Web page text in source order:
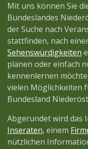
Mit uns können Sie
Bundeslandes
der Suche nach
stattfinden, nach
Sehenswürdigkeiten
planen oder einfach
kennenlernen
vielen Möglichkeiten
Bundesland
Abgerundet wird das
Inseraten, einem
nützlichen